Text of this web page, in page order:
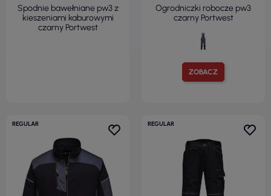
Spodnie bawełniane pw3 z
kieszeniami kaburowymi
czarny Portwest
ZOBACZ
Ogrodniczki robocze pw3
czarny Portwest
REGULAR REGULAR